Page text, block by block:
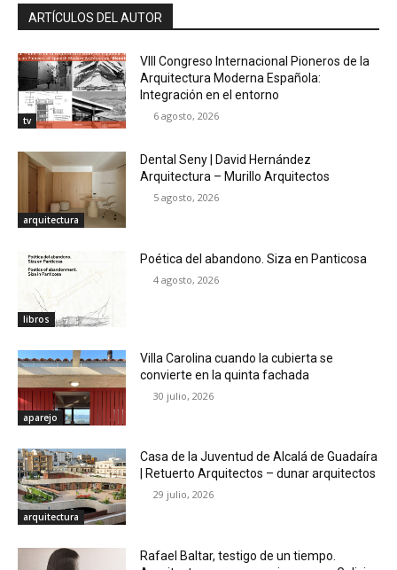
ARTÍCULOS DEL AUTOR
tv
VIII Congreso Internacional Pioneros de la
Arquitectura Moderna Española:
Integración en el entorno
6 agosto, 2026
arquitectura
Dental Seny | David Hernández
Arquitectura – Murillo Arquitectos
5 agosto, 2026
libros
Poética del abandono. Siza en Panticosa
4 agosto, 2026
aparejo
Villa Carolina cuando la cubierta se
convierte en la quinta fachada
30 julio, 2026
arquitectura
Casa de la Juventud de Alcalá de Guadaíra
| Retuerto Arquitectos – dunar arquitectos
29 julio, 2026
Rafael Baltar, testigo de un tiempo.